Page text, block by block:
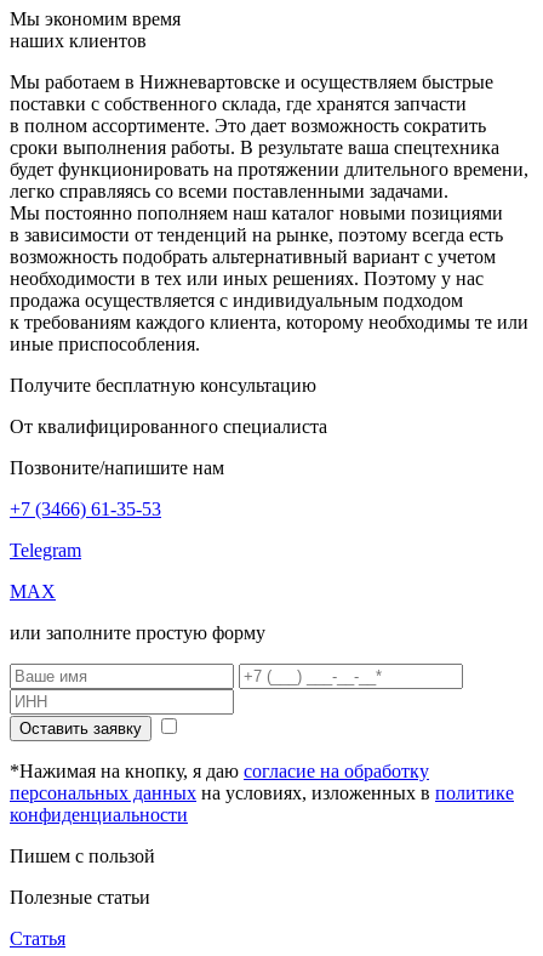
Мы экономим время
наших клиентов
Мы работаем в Нижневартовске и осуществляем быстрые
поставки с собственного склада, где хранятся запчасти
в полном ассортименте. Это дает возможность сократить
сроки выполнения работы. В результате ваша спецтехника
будет функционировать на протяжении длительного времени,
легко справляясь со всеми поставленными задачами.
Мы постоянно пополняем наш каталог новыми позициями
в зависимости от тенденций на рынке, поэтому всегда есть
возможность подобрать альтернативный вариант с учетом
необходимости в тех или иных решениях. Поэтому у нас
продажа осуществляется с индивидуальным подходом
к требованиям каждого клиента, которому необходимы те или
иные приспособления.
Получите бесплатную консультацию
От квалифицированного специалиста
Позвоните/напишите нам
+7 (3466) 61-35-53
Telegram
MAX
или заполните простую форму
Оставить заявку
*Нажимая на кнопку, я даю согласие на обработку
персональных данных на условиях, изложенных в политике
конфиденциальности
Пишем с пользой
Полезные статьи
Статья